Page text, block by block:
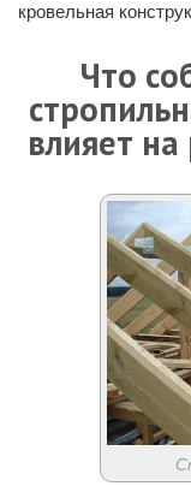
кровельная
Что
влияет